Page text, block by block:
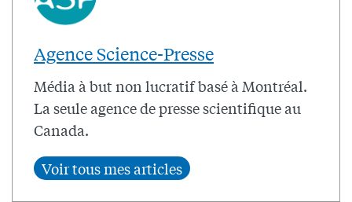
Agence Science-Presse
Média à but non lucratif basé à Montréal.
La seule agence de presse scientifique au
Canada.